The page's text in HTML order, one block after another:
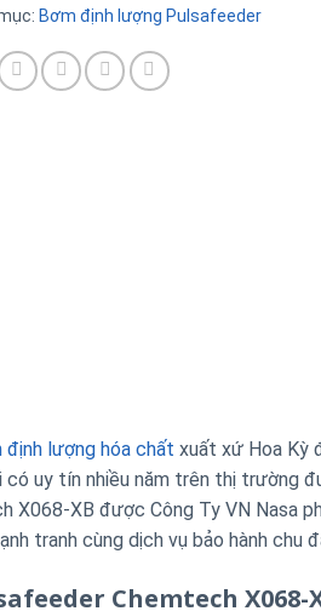
Bơm định lượng Pulsafeeder
định lượng hóa chất xuất xứ Hoa Kỳ
uy tín nhiều năm trên thị trường
XB được Công Ty VN Nasa
tranh cùng dịch vụ bảo hành chu
Chemtech X068-